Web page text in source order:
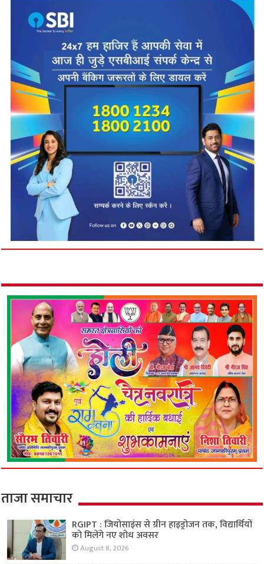
ताजा समाचार
RGIPT : जियोसाइंस से ग्रीन हाइड्रोजन तक, विद्यार्थियों
को मिलेंगे नए शोध अवसर
August 8, 2026